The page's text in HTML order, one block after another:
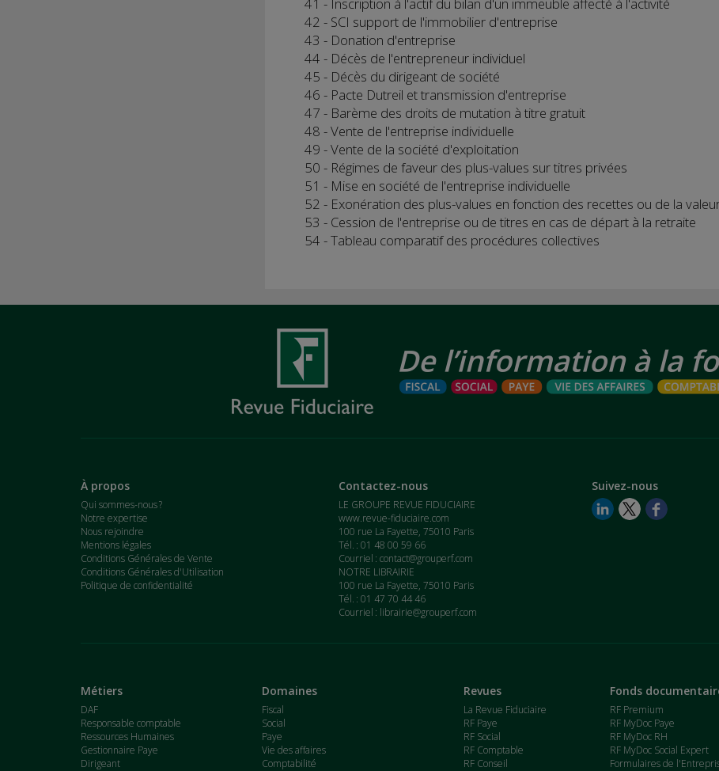
42 - SCI support de l'immobilier d'entreprise
43 - Donation d'entreprise
44 - Décès de l'entrepreneur individuel
45 - Décès du dirigeant de société
46 - Pacte Dutreil et transmission d'entreprise
47 - Barème des droits de mutation à titre gratuit
48 - Vente de l'entreprise individuelle
49 - Vente de la société d'exploitation
50 - Régimes de faveur des plus-values sur titres privées
51 - Mise en société de l'entreprise individuelle
52 - Exonération des plus-values en fonction des recettes ou de la
53 - Cession de l'entreprise ou de titres en cas de départ à la retraite
54 - Tableau comparatif des procédures collectives
À propos
Qui sommes-nous ?
Notre expertise
Nous rejoindre
Mentions légales
Conditions Générales de Vente
Conditions Générales d'Utilisation
Politique de confidentialité
Contactez-nous
LE GROUPE REVUE FIDUCIAIRE
www.revue-fiduciaire.com
100 rue La Fayette, 75010 Paris
Tél. : 01 48 00 59 66
Courriel : contact@grouperf.com
NOTRE LIBRAIRIE
100 rue La Fayette, 75010 Paris
Tél. : 01 47 70 44 46
Courriel : librairie@grouperf.com
Suivez-nous
Métiers
DAF
Responsable comptable
Ressources Humaines
Gestionnaire Paye
Dirigeant
Domaines
Fiscal
Social
Paye
Vie des affaires
Comptabilité
Revues
La Revue Fiduciaire
RF Paye
RF Social
RF Comptable
RF Conseil
Fonds
RF Premium
RF MyDoc Paye
RF MyDoc RH
RF MyDoc Social Expert
Formulaires de